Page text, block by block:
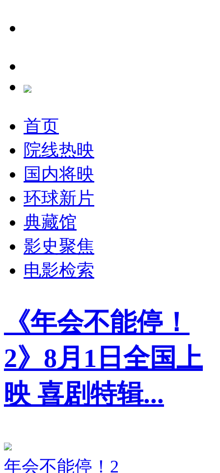
首页
院线热映
国内将映
环球新片
典藏馆
影史聚焦
电影检索
《年会不能停！
2》8月1日全国上
映 喜剧特辑...
年会不能停！2